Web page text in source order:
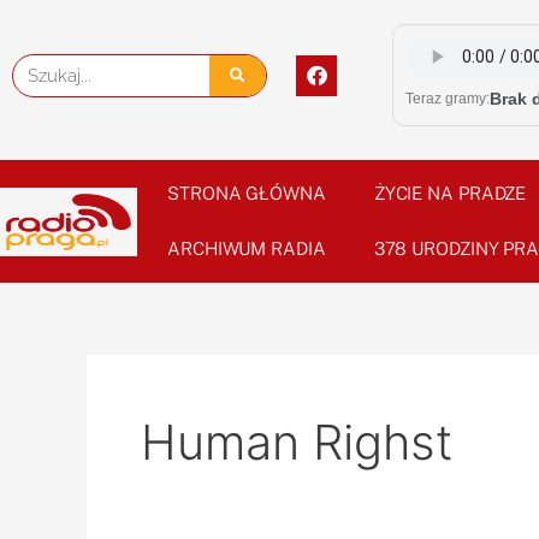
content
Szukaj
F
a
c
o
o
k
Teraz gramy:Brak
STRONA GŁÓWNA ŻYCIE NA PRADZE
ARCHIWUM RADIA 378 URODZINY
Human Righst